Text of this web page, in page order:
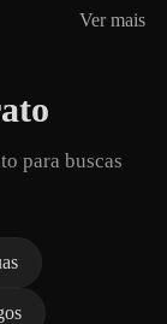
Ver mais
para buscas